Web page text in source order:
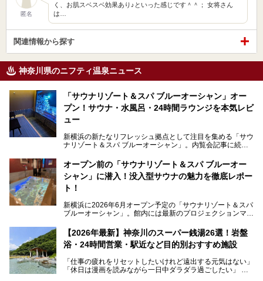
匿名
く、お肌スベスベ効果あり♪といった感じです＾＾； 女将さん
は…
関連情報から探す
神奈川県のニフティ温泉ニュース
「サウナリゾート＆スパ ブルーオーシャン」オー
プン！サウナ・水風呂・24時間ラウンジを本気レビ
ュー
新横浜の新たなリフレッシュ拠点として注目を集める「サウ
ナリゾート＆スパ ブルーオーシャン」。内覧会記事に続
す。サウナや水風呂の気持ちよさはもちろん、リラックスス
ペースの過ごしやすさまで徹底チェック。新横浜エリアで日
常の疲れをリセットしたい人、ライブやスポーツ観戦遠征組
は必見です。
オープン前の「サウナリゾート＆スパ ブルーオー
シャン」に潜入！没入型サウナの魅力を徹底レポー
ト！
新横浜に2026年6月オープン予定の「サウナリゾート＆スパ
ブルーオーシャン」。館内には最新のプロジェクションマッ
的な“没入感（イマーシブ）”を体験できます。
今回は、そんな大注目の施設に一足先にお邪魔し、その全貌
を見学させていただきました！
【2026年最新】神奈川のスーパー銭湯26選！岩盤
浴・24時間営業・駅近など目的別おすすめ施設
「仕事の疲れをリセットしたいけれど遠出する元気はない」
「休日は漫画を読みながら一日中ダラダラ過ごしたい」